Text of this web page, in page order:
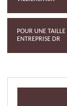
POUR UNE
ENTREPRISE DR